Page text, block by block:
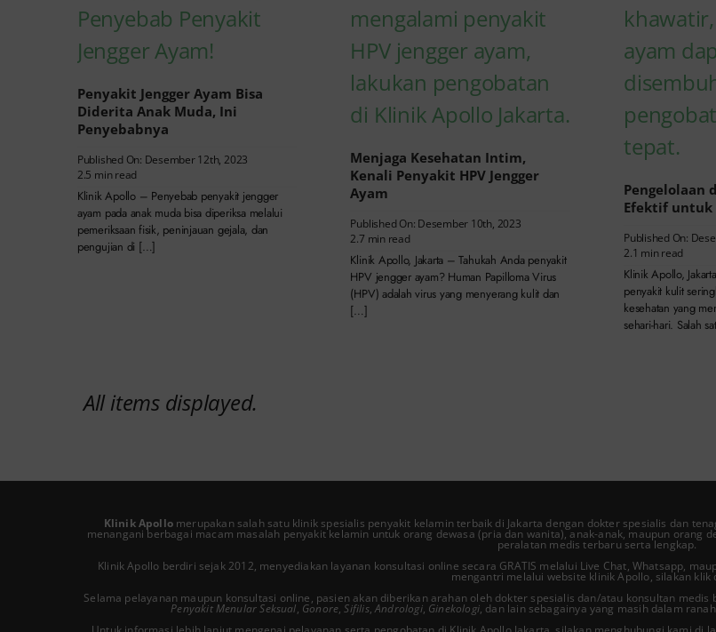
Penyakit Jengger Ayam Bisa
Diderita Anak Muda, Ini
Penyebabnya
Published On: Desember 12th, 2023
2.5 min read
Klinik Apollo – Penyebab penyakit jengger
ayam pada anak muda bisa diperiksa melalui
pemeriksaan fisik, peninjauan gejala, dan
pengujian di […]
Menjaga Kesehatan Intim,
Kenali Penyakit HPV Jengger
Ayam
Published On: Desember 10th, 2023
2.7 min read
Klinik Apollo, Jakarta – Tahukah Anda penyakit
HPV jengger ayam? Human Papilloma Virus
(HPV) adalah virus yang menyerang kulit dan
[…]
Pengelolaan
Efektif untuk
Published On:
2.1 min read
Klinik Apollo,
penyakit kulit
kesehatan yang
sehari-hari. Salah
All items displayed.
Klinik Apollomerupakan salah satu klinik spesialis penyakit kelamin terbaik di Jakarta dengan dokter spesialis dan
menangani berbagai macam masalah penyakit kelamin untuk orang dewasa (pria dan wanita), anak-anak, maupun orang
peralatan medis terbaru serta lengkap.
Klinik Apollo berdiri sejak 2012, menyediakan layanan konsultasi online secara GRATIS melalui Live Chat, Whatsapp,
mengantri melalui website klinik Apollo, silakan klik
Selama pelayanan maupun konsultasi online, pasien akan diberikan arahan oleh dokter spesialis dan/atau konsultan
Penyakit Menular Seksual, Gonore,Sifilis,Andrologi, Ginekologi, dan lain sebagainya yang masih dalam